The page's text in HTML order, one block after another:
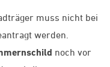
muss nicht bei
werden.
noch vor